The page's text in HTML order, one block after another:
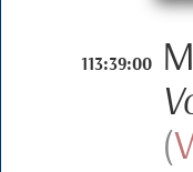
113:39:00
(